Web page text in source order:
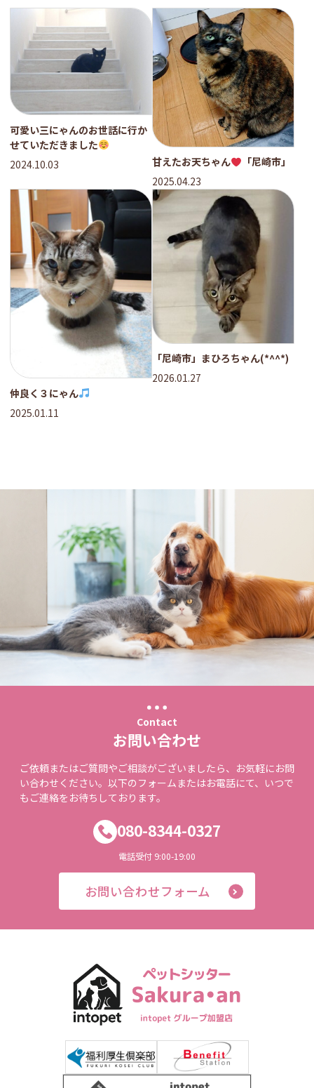
可愛い三にゃんのお世話に行か
せていただきました
2024.10.03
甘えたお天ちゃん
「尼崎市」
2025.04.23
仲良く３にゃん
2025.01.11
「尼崎市」まひろちゃん(*^^*)
2026.01.27
Contact
お問い合わせ
ご依頼またはご質問やご相談がございましたら、お気軽にお問
い合わせください。以下のフォームまたはお電話にて、いつで
もご連絡をお待ちしております。
080-8344-0327
電話受付 9:00-19:00
お問い合わせフォーム